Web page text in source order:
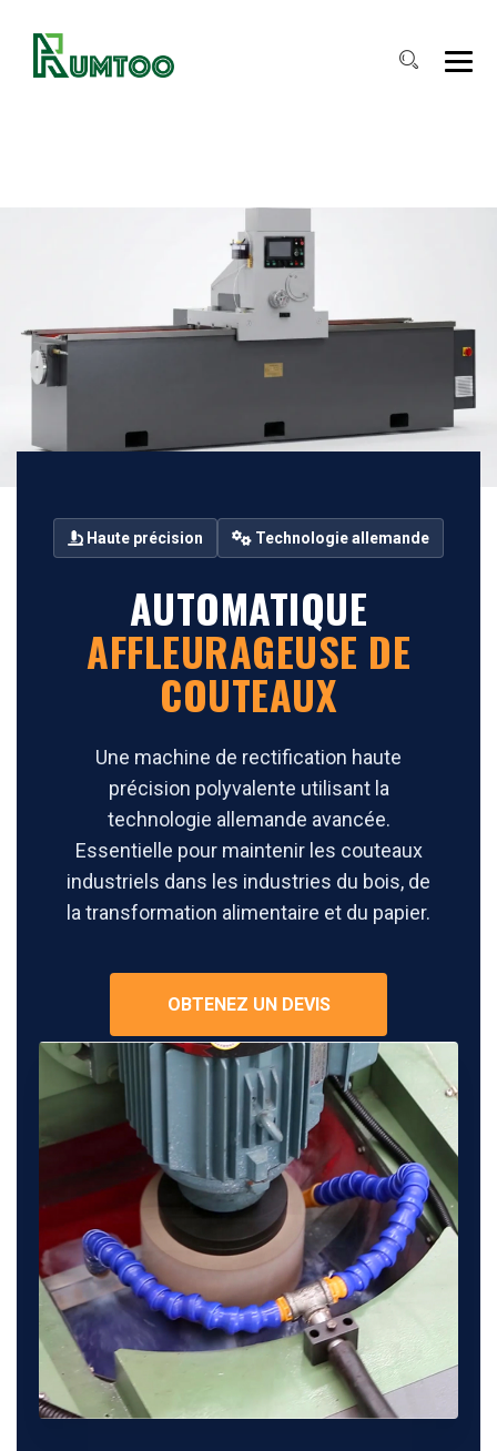
Haute précision Technologie allemande
AUTOMATIQUE
AFFLEURAGEUSE DE
COUTEAUX
Une machine de rectification haute
précision polyvalente utilisant la
technologie allemande avancée.
Essentielle pour maintenir les couteaux
industriels dans les industries du bois, de
la transformation alimentaire et du papier.
OBTENEZ UN DEVIS